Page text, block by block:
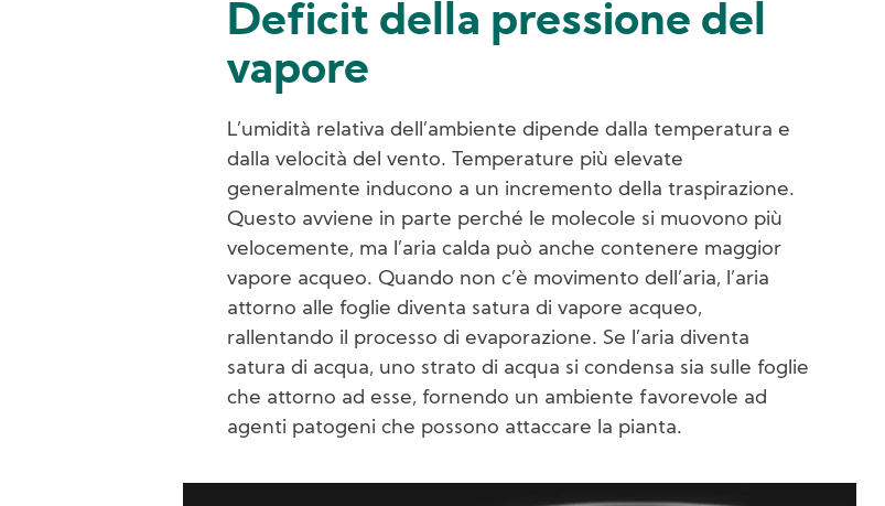
Deficit della pressione del
vapore
L’umidità relativa dell’ambiente dipende dalla temperatura e
dalla velocità del vento. Temperature più elevate
generalmente inducono a un incremento della traspirazione.
Questo avviene in parte perché le molecole si muovono più
velocemente, ma l’aria calda può anche contenere maggior
vapore acqueo. Quando non c’è movimento dell’aria, l’aria
attorno alle foglie diventa satura di vapore acqueo,
rallentando il processo di evaporazione. Se l’aria diventa
satura di acqua, uno strato di acqua si condensa sia sulle foglie
che attorno ad esse, fornendo un ambiente favorevole ad
agenti patogeni che possono attaccare la pianta.